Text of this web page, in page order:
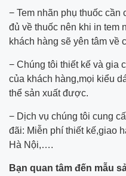
− Tem nhãn phụ thuốc cần
đủ về thuốc nên khi in tem
khách hàng sẽ yên tâm về
− Chúng tôi thiết kế và gia
của khách hàng,mọi kiểu
thể sản xuất được.
− Dịch vụ chúng tôi cung
đãi: Miễn phí thiết kế,giao
Hà Nội,….
Bạn quan tâm đến mẫu